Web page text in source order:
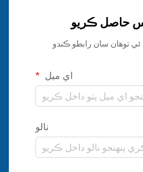
حاصل ڪريو
اي ميل
نالو